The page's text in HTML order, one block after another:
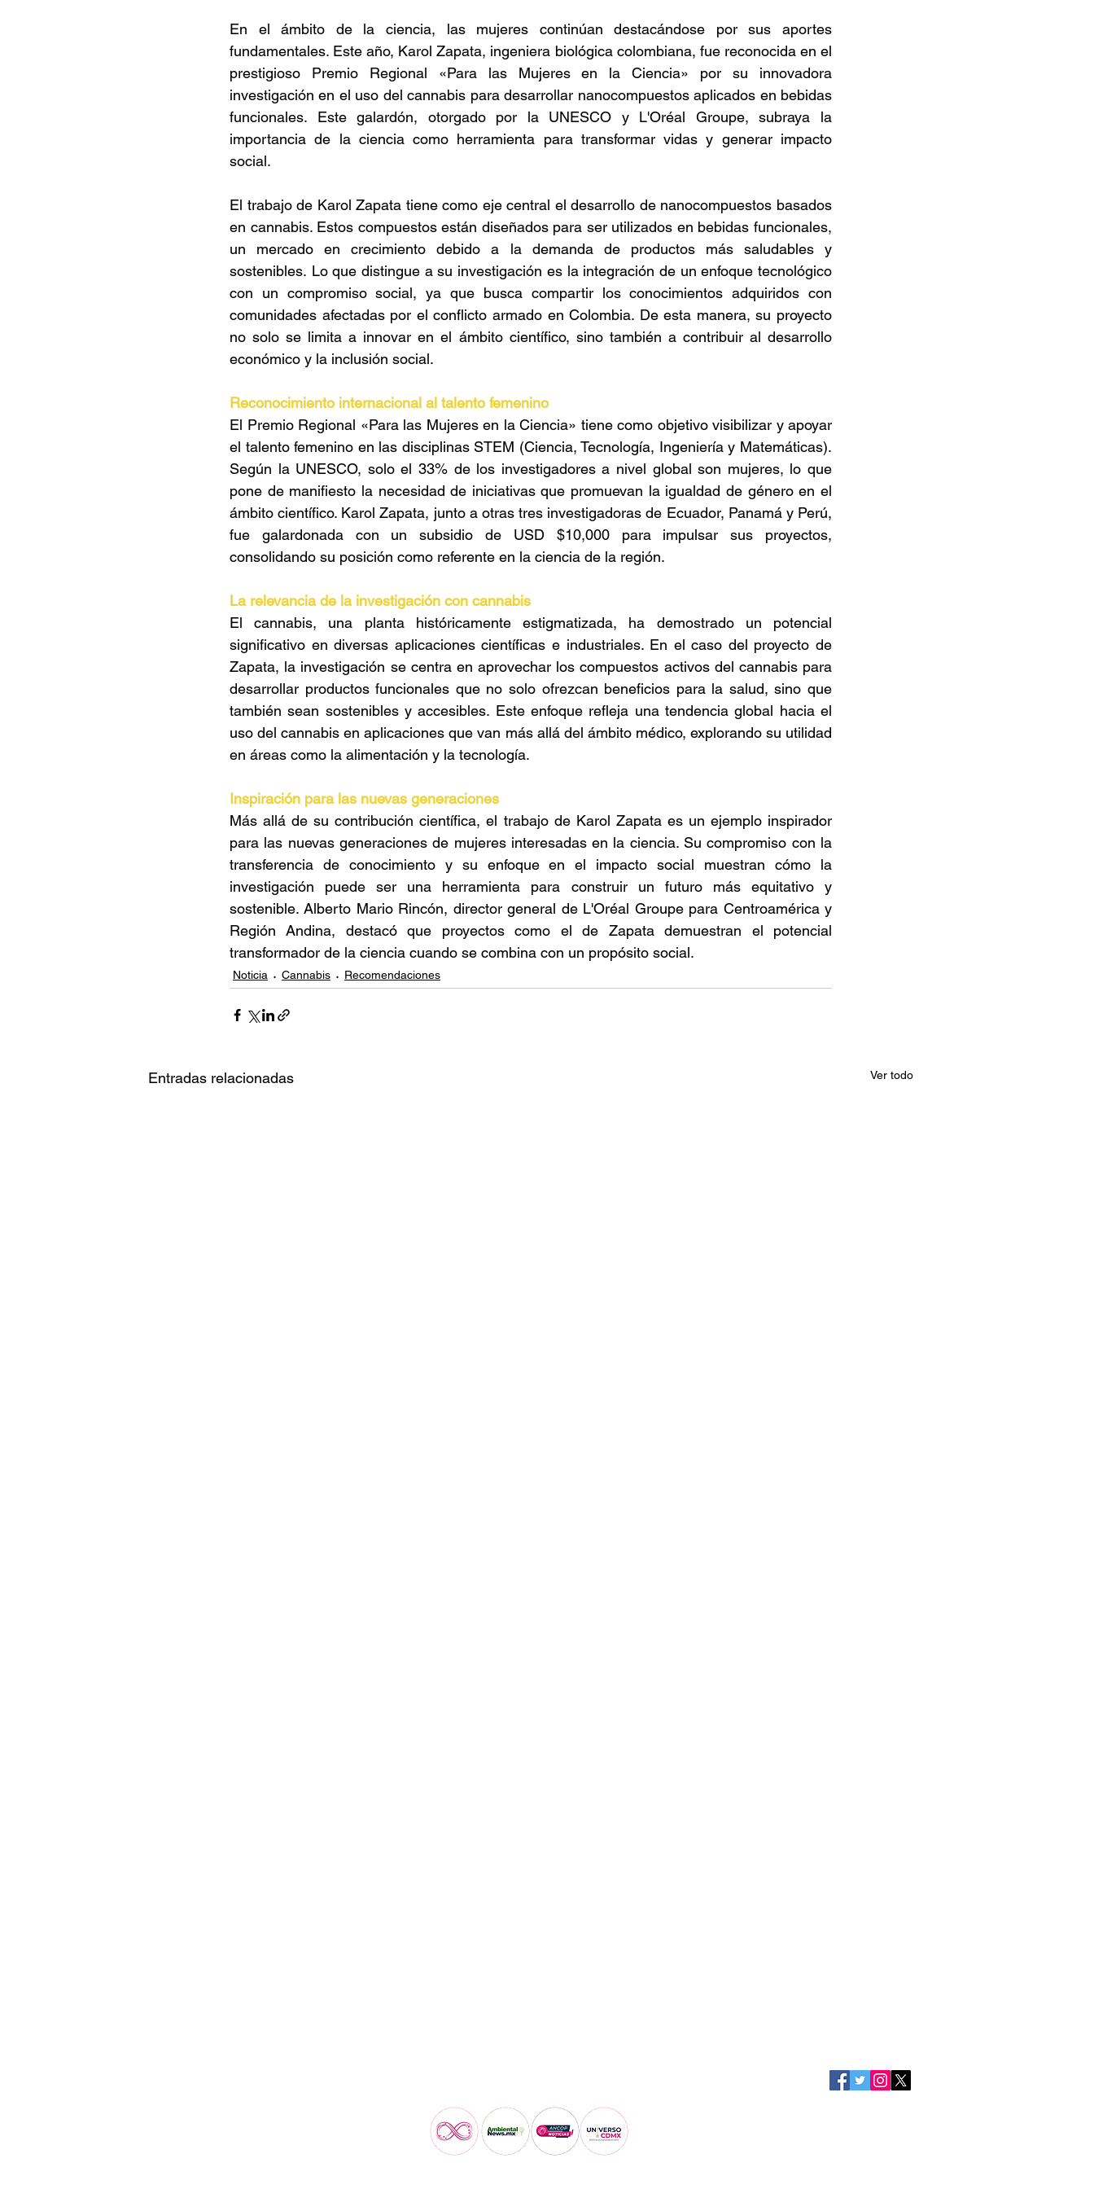
En el ámbito de la ciencia, las mujeres continúan destacándose por sus aportes
fundamentales. Este año, Karol Zapata, ingeniera biológica colombiana, fue reconocida en el
prestigioso Premio Regional «Para las Mujeres en la Ciencia» por su innovadora
investigación en el uso del cannabis para desarrollar nanocompuestos aplicados en bebidas
funcionales. Este galardón, otorgado por la UNESCO y L'Oréal Groupe, subraya la
importancia de la ciencia como herramienta para transformar vidas y generar impacto
social.
El trabajo de Karol Zapata tiene como eje central el desarrollo de nanocompuestos basados
en cannabis. Estos compuestos están diseñados para ser utilizados en bebidas funcionales,
un mercado en crecimiento debido a la demanda de productos más saludables y
sostenibles. Lo que distingue a su investigación es la integración de un enfoque tecnológico
con un compromiso social, ya que busca compartir los conocimientos adquiridos con
comunidades afectadas por el conflicto armado en Colombia. De esta manera, su proyecto
no solo se limita a innovar en el ámbito científico, sino también a contribuir al desarrollo
económico y la inclusión social.
Reconocimiento internacional al talento femenino
El Premio Regional «Para las Mujeres en la Ciencia» tiene como objetivo visibilizar y apoyar
el talento femenino en las disciplinas STEM (Ciencia, Tecnología, Ingeniería y Matemáticas).
Según la UNESCO, solo el 33% de los investigadores a nivel global son mujeres, lo que
pone de manifiesto la necesidad de iniciativas que promuevan la igualdad de género en el
ámbito científico. Karol Zapata, junto a otras tres investigadoras de Ecuador, Panamá y Perú,
fue galardonada con un subsidio de USD $10,000 para impulsar sus proyectos,
consolidando su posición como referente en la ciencia de la región.
La relevancia de la investigación con cannabis
El cannabis, una planta históricamente estigmatizada, ha demostrado un potencial
significativo en diversas aplicaciones científicas e industriales. En el caso del proyecto de
Zapata, la investigación se centra en aprovechar los compuestos activos del cannabis para
desarrollar productos funcionales que no solo ofrezcan beneficios para la salud, sino que
también sean sostenibles y accesibles. Este enfoque refleja una tendencia global hacia el
uso del cannabis en aplicaciones que van más allá del ámbito médico, explorando su utilidad
en áreas como la alimentación y la tecnología.
Inspiración para las nuevas generaciones
Más allá de su contribución científica, el trabajo de Karol Zapata es un ejemplo inspirador
para las nuevas generaciones de mujeres interesadas en la ciencia. Su compromiso con la
transferencia de conocimiento y su enfoque en el impacto social muestran cómo la
investigación puede ser una herramienta para construir un futuro más equitativo y
sostenible. Alberto Mario Rincón, director general de L'Oréal Groupe para Centroamérica y
Región Andina, destacó que proyectos como el de Zapata demuestran el potencial
transformador de la ciencia cuando se combina con un propósito social.
Noticia Cannabis Recomendaciones
Entradas relacionadas Ver todo